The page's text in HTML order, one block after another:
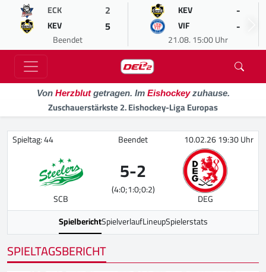
ECK 2
KEV 5
Beendet
KEV -
VIF -
21.08. 15:00 Uhr
Von Herzblutgetragen. Im Eishockeyzuhause.
Zuschauerstärkste 2. Eishockey-Liga Europas
Spieltag: 44 Beendet 10.02.26 19:30 Uhr
SCB
5-2
(4:0;1:0;0:2)
DEG
SpielberichtSpielverlaufLineupSpielerstats
SPIELTAGSBERICHT